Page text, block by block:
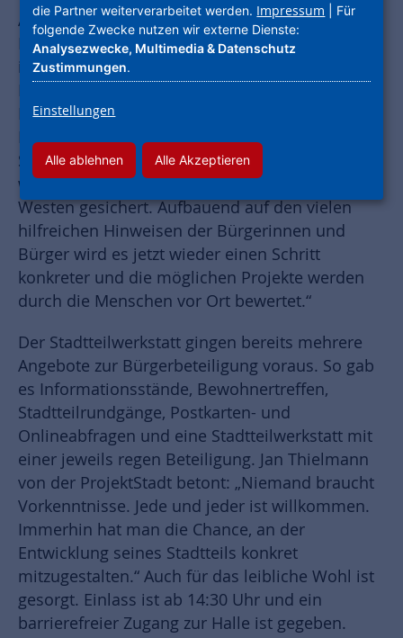
Auf der Veranstaltung stehen die möglichen
Projekte und Maßnahmen für die Entwicklung
im Rahmen der Sozialen Stadt im Mittelpunkt.
Prioritäten befragt. Dazu Planungsdezernent
Mike Josef: „Mit dem Städtebauförderprogramm
Soziale Stadt im Rücken ist die Finanzierung von
wichtigen Stadtteilprojekten im Frankfurter
Westen gesichert. Aufbauend auf den vielen
hilfreichen Hinweisen der Bürgerinnen und
Bürger wird es jetzt wieder einen Schritt
konkreter und die möglichen Projekte werden
durch die Menschen vor Ort bewertet.“
Der Stadtteilwerkstatt gingen bereits mehrere
Angebote zur Bürgerbeteiligung voraus. So gab
es Informationsstände, Bewohnertreffen,
Stadtteilrundgänge, Postkarten- und
Onlineabfragen und eine Stadtteilwerkstatt mit
einer jeweils regen Beteiligung. Jan Thielmann
von der ProjektStadt betont: „Niemand braucht
Vorkenntnisse. Jede und jeder ist willkommen.
Immerhin hat man die Chance, an der
Entwicklung seines Stadtteils konkret
mitzugestalten.“ Auch für das leibliche Wohl ist
gesorgt. Einlass ist ab 14:30 Uhr und ein
barrierefreier Zugang zur Halle ist gegeben.
die Partner weiterverarbeitet werden. Impressum | Für
folgende Zwecke nutzen wir externe Dienste:
Analysezwecke, Multimedia & Datenschutz
Zustimmungen.
Einstellungen
Alle ablehnen Alle Akzeptieren